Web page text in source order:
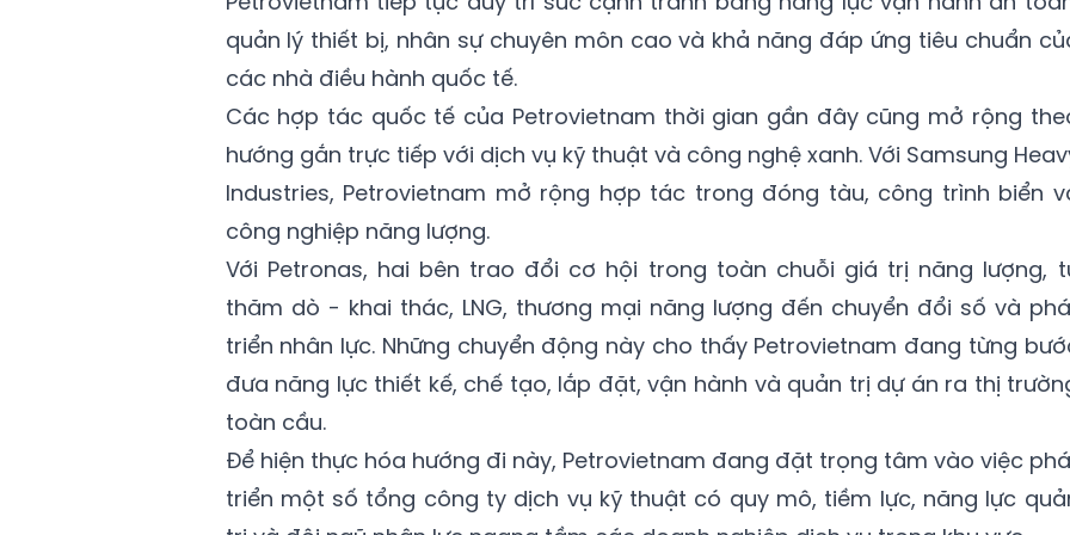
quản lý thiết bị, nhân sự chuyên môn cao và khả năng đáp ứng tiêu chuẩn
các nhà điều hành quốc tế.
Các hợp tác quốc tế của Petrovietnam thời gian gần đây cũng mở rộng
hướng gắn trực tiếp với dịch vụ kỹ thuật và công nghệ xanh. Với Samsung
Industries, Petrovietnam mở rộng hợp tác trong đóng tàu, công trình biển
công nghiệp năng lượng.
Với Petronas, hai bên trao đổi cơ hội trong toàn chuỗi giá trị năng lượng,
thăm dò - khai thác, LNG, thương mại năng lượng đến chuyển đổi số và
triển nhân lực. Những chuyển động này cho thấy Petrovietnam đang từng
đưa năng lực thiết kế, chế tạo, lắp đặt, vận hành và quản trị dự án ra thị
toàn cầu.
Để hiện thực hóa hướng đi này, Petrovietnam đang đặt trọng tâm vào việc
triển một số tổng công ty dịch vụ kỹ thuật có quy mô, tiềm lực, năng lực